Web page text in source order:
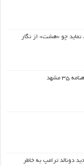
چو «هشت» از نگار
مشهد
دونالد ترامپ به خاطر